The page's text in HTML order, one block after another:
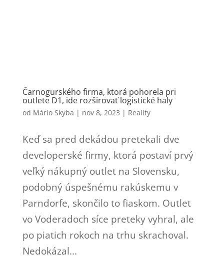
Čarnogurského firma, ktorá pohorela pri
outlete D1, ide rozširovať logistické haly
od Mário Skyba | nov 8, 2023 | Reality
Keď sa pred dekádou pretekali dve
developerské firmy, ktorá postaví prvý
veľký nákupný outlet na Slovensku,
podobný úspešnému rakúskemu v
Parndorfe, skončilo to fiaskom. Outlet
vo Voderadoch síce preteky vyhral, ale
po piatich rokoch na trhu skrachoval.
Nedokázal...